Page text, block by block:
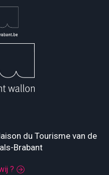
du Tourisme van de
Brabant
?